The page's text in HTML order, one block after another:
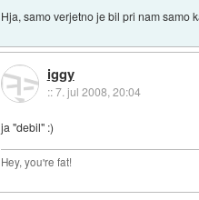
Hja, samo verjetno je bil pri nam samo
iggy
::7. jul 2008, 20:04
ja "debil" :)
Hey, you're fat!